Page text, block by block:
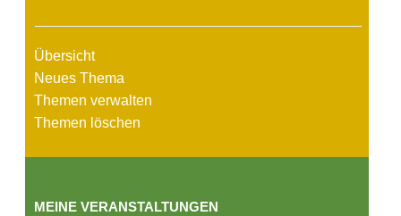
Übersicht
Neues Thema
Themen verwalten
Themen löschen
MEINE VERANSTALTUNGEN